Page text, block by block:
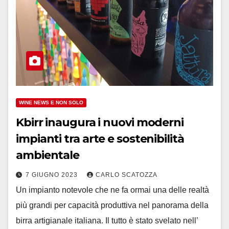
WINE NEWS E NON SOLO
Kbirr inaugura i nuovi moderni
impianti tra arte e sostenibilità
ambientale
7 GIUGNO 2023 CARLO SCATOZZA
Un impianto notevole che ne fa ormai una delle realtà
più grandi per capacità produttiva nel panorama della
birra artigianale italiana. Il tutto è stato svelato nell’